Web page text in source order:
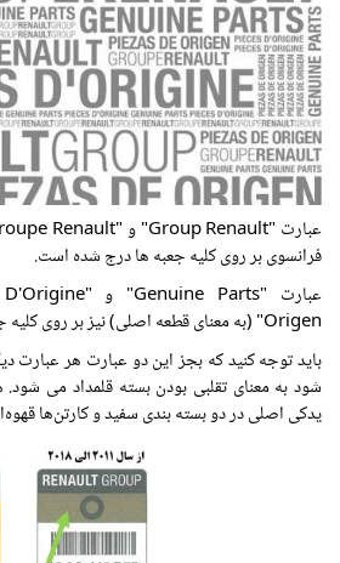
فرانسوی بر روی کلیه جعبه ها درج شده است.
Origen" (به معنای قطعه اصلی) نیز بر روی کلیه جعبه ها به چاپ رسیده است.
باید توجه کنید که بجز این دو عبارت هر عبارت
شود به معنای تقلبی بودن بسته قلمداد می
یدکی اصلی در دو بسته بندی سفید و کارتن‌ها